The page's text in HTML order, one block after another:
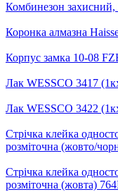
Комбинезон захисний,
Коронка алмазна
Корпус замка 10-08
Лак WESSCO 3417
Лак WESSCO 3422
Стрічка клейка
розміточна (жовто/
Стрічка клейка
розміточна (жовта)